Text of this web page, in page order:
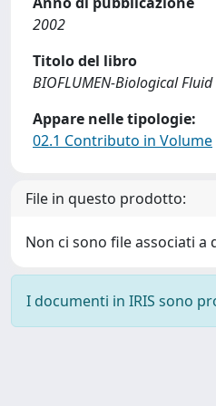
2002
Titolo del libro
BIOFLUMEN-Biological
Appare nelle tipologie:
02.1 Contributo in Volume
File in questo prodotto:
Non ci sono file associati
I documenti in IRIS sono